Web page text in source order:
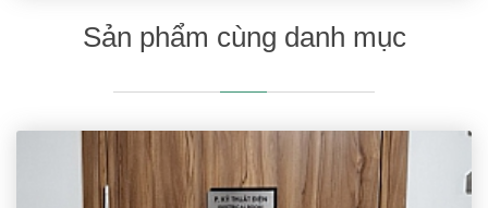
Sản phẩm cùng danh mục